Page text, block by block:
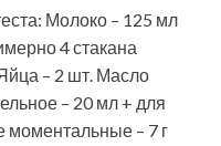
Молоко – 125 мл
4 стакана
– 2 шт. Масло
– 20 мл + для
моментальные – 7 г